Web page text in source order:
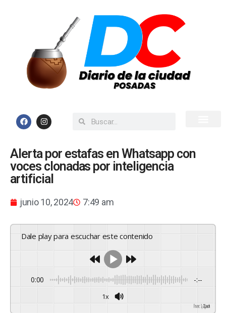
Alerta por estafas en Whatsapp con
voces clonadas por inteligencia
artificial
junio 10, 2024 7:49 am
Dale play para escuchar este contenido
0:00 -:--
1x
GSpeech